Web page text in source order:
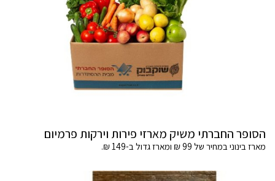
הסופר החברתי משיק מארזי פירות וירקות פרמיום
מארז בינוני במחיר של 99 ₪ ומארז גדול ב-149 ₪.